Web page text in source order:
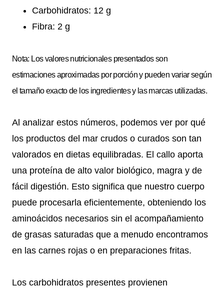
Carbohidratos: 12 g
Fibra: 2 g
Nota: Los valores nutricionales presentados son
estimaciones aproximadas por porción y pueden variar según
el tamaño exacto de los ingredientes y las marcas utilizadas.
Al analizar estos números, podemos ver por qué
los productos del mar crudos o curados son tan
valorados en dietas equilibradas. El callo aporta
una proteína de alto valor biológico, magra y de
fácil digestión. Esto significa que nuestro cuerpo
puede procesarla eficientemente, obteniendo los
aminoácidos necesarios sin el acompañamiento
de grasas saturadas que a menudo encontramos
en las carnes rojas o en preparaciones fritas.
Los carbohidratos presentes provienen